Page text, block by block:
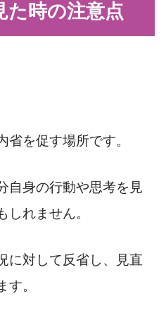
た時の注意点
を促す場所です。
自身の行動や思考を見
しれません。
に対して反省し、見直
す。